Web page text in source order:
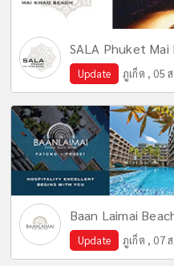
SALA Phuket
Update ภูเก็ต , 05
Baan Laimai
Update ภูเก็ต , 07